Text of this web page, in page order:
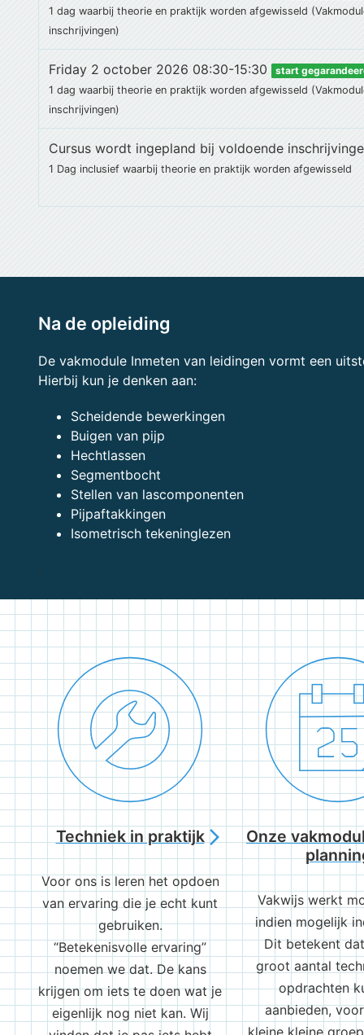
1 dag waarbij theorie en praktijk worden afgewisseld
inschrijvingen)
Friday 2 october 2026 08:30-15:30
start
1 dag waarbij theorie en praktijk worden afgewisseld
inschrijvingen)
Cursus wordt ingepland bij voldoende
1 Dag inclusief waarbij theorie en praktijk worden afgewisseld
Na de opleiding
De vakmodule Inmeten van leidingen vormt een
Hierbij kun je denken aan:
Scheidende bewerkingen
Buigen van pijp
Hechtlassen
Segmentbocht
Stellen van lascomponenten
Pijpaftakkingen
Isometrisch tekeninglezen
;
Techniek in praktijkarrow_forward_ios
Voor ons is leren het opdoen
van ervaring die je echt kunt
gebruiken.
“Betekenisvolle ervaring”
noemen we dat. De kans
krijgen om iets te doen wat je
eigenlijk nog niet kan. Wij
Onze
Vakwijs werkt
indien mogelijk
Dit betekent
groot aantal
opdrachten
aanbieden,
kleine kleine